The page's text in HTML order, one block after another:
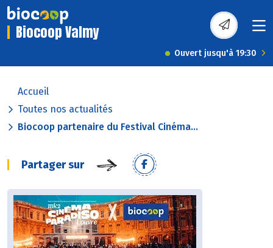
Biocoop Valmy
Ouvert jusqu'à 19:30
Accueil
Toutes nos actualités
Biocoop partenaire du Festival Cinéma...
Partager sur